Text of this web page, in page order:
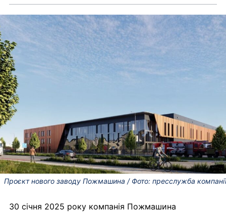
Проєкт нового заводу Пожмашина / Фото: пресслужба компанії
30 січня 2025 року компанія Пожмашина